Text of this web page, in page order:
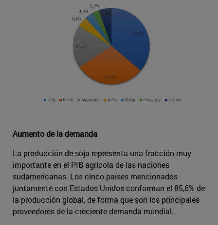
Aumento de la demanda
La producción de soja representa una fracción muy
importante en el PIB agrícola de las naciones
sudamericanas. Los cinco países mencionados
juntamente con Estados Unidos conforman el 85,6% de
la producción global, de forma que son los principales
proveedores de la creciente demanda mundial.